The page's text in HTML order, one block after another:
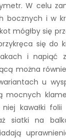
W celu
bocznych i w
mógłby się
się do
i napiąć
można
u
mocnych
kawałki folii
siatki na